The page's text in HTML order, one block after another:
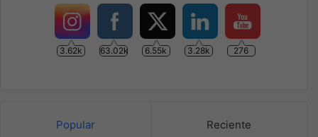
3.62k 63.02k 6.55k 3.28k 276
Popular Reciente